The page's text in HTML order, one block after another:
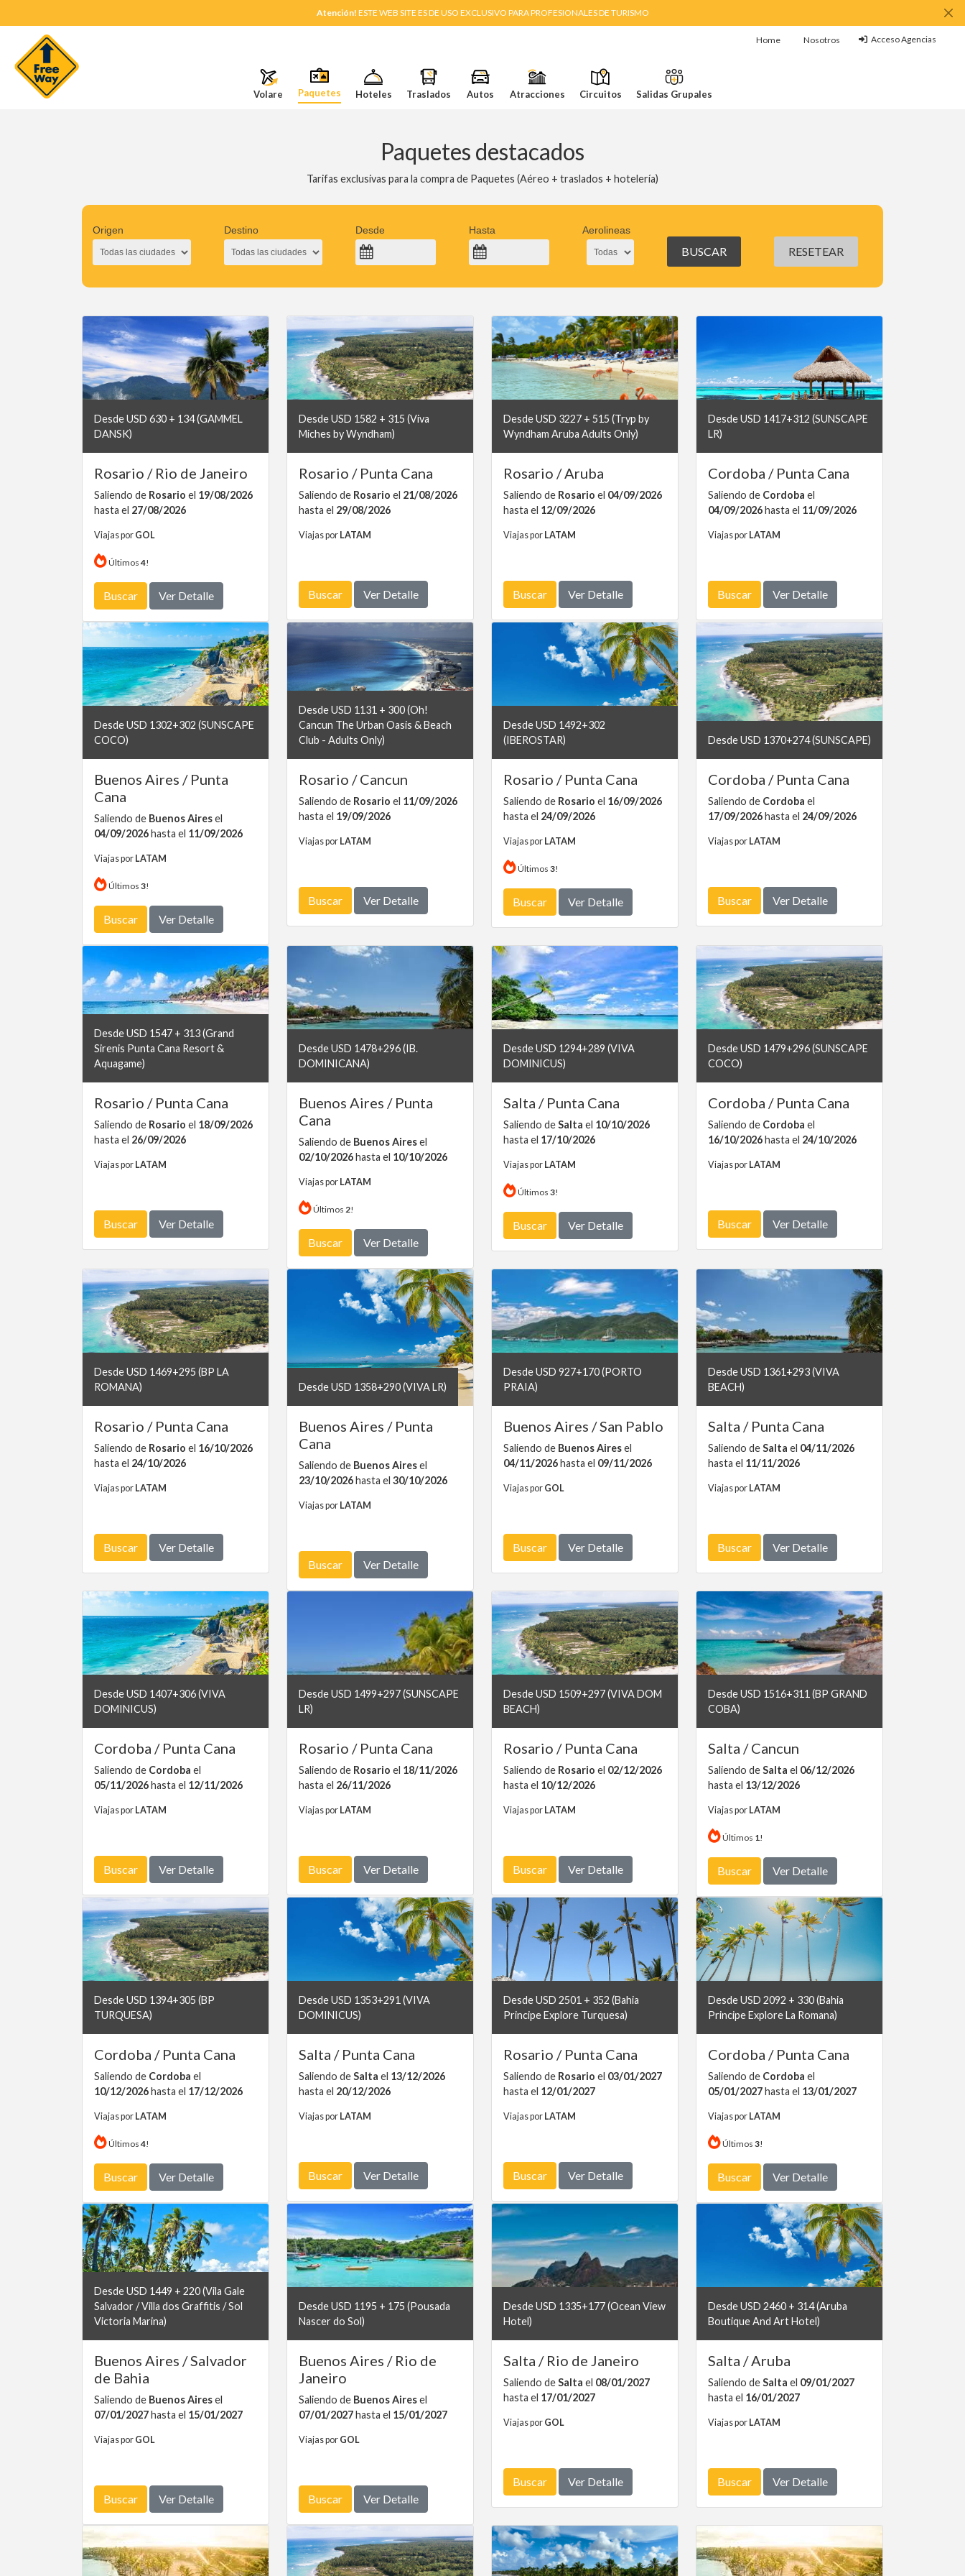
Atención! ESTE WEB SITE ES DE USO EXCLUSIVO PARA PROFESIONALES DE TURISMO
Home Nosotros Acceso Agencias
Volare Paquetes Hoteles Traslados Autos Atracciones Circuitos Salidas Grupales
Paquetes destacados
Tarifas exclusivas para la compra de Paquetes (Aéreo + traslados + hotelería)
Origen Destino Desde Hasta Aerolineas
Desde USD 630 + 134 (GAMMEL
DANSK)
Rosario / Rio de Janeiro
Saliendo de Rosario el 19/08/2026
hasta el 27/08/2026
Viajas por GOL
Últimos4!
Buscar Ver Detalle
Desde USD 1582 + 315 (Viva
Miches by Wyndham)
Rosario / Punta Cana
Saliendo de Rosario el 21/08/2026
hasta el 29/08/2026
Viajas por LATAM
Buscar Ver Detalle
Desde USD 3227 + 515 (Tryp by
Wyndham Aruba Adults Only)
Rosario / Aruba
Saliendo de Rosario el 04/09/2026
hasta el 12/09/2026
Viajas por LATAM
Buscar Ver Detalle
Desde USD 1417+312 (SUNSCAPE
LR)
Cordoba / Punta Cana
Saliendo de Cordoba el
04/09/2026hasta el 11/09/2026
Viajas por LATAM
Buscar Ver Detalle
Desde USD 1302+302 (SUNSCAPE
COCO)
Buenos Aires / Punta
Cana
Saliendo de Buenos Airesel
04/09/2026hasta el 11/09/2026
Viajas por LATAM
Últimos 3!
Buscar Ver Detalle
Desde USD 1131 + 300 (Oh!
Cancun The Urban Oasis & Beach
Club - Adults Only)
Rosario / Cancun
Saliendo de Rosario el 11/09/2026
hasta el 19/09/2026
Viajas por LATAM
Buscar Ver Detalle
Desde USD 1492+302
(IBEROSTAR)
Rosario / Punta Cana
Saliendo de Rosario el 16/09/2026
hasta el 24/09/2026
Viajas por LATAM
Últimos 3!
Buscar Ver Detalle
Desde USD 1370+274 (SUNSCAPE)
Cordoba / Punta Cana
Saliendo de Cordoba el
17/09/2026hasta el 24/09/2026
Viajas por LATAM
Buscar Ver Detalle
Desde USD 1547 + 313 (Grand
Sirenis Punta Cana Resort &
Aquagame)
Rosario / Punta Cana
Saliendo de Rosario el 18/09/2026
hasta el 26/09/2026
Viajas por LATAM
Buscar Ver Detalle
Desde USD 1478+296 (IB.
DOMINICANA)
Buenos Aires / Punta
Cana
Saliendo de Buenos Airesel
02/10/2026hasta el 10/10/2026
Viajas por LATAM
Últimos 2!
Buscar Ver Detalle
Desde USD 1294+289 (VIVA
DOMINICUS)
Salta / Punta Cana
Saliendo deSalta el 10/10/2026
hasta el 17/10/2026
Viajas por LATAM
Últimos 3!
Buscar Ver Detalle
Desde USD 1479+296 (SUNSCAPE
COCO)
Cordoba / Punta Cana
Saliendo de Cordoba el
16/10/2026hasta el 24/10/2026
Viajas por LATAM
Buscar Ver Detalle
Desde USD 1469+295 (BP LA
ROMANA)
Rosario / Punta Cana
Saliendo de Rosario el 16/10/2026
hasta el 24/10/2026
Viajas por LATAM
Buscar Ver Detalle
Desde USD 1358+290 (VIVA LR)
Buenos Aires / Punta
Cana
Saliendo de Buenos Airesel
23/10/2026hasta el 30/10/2026
Viajas por LATAM
Buscar Ver Detalle
Desde USD 927+170 (PORTO
PRAIA)
Buenos Aires / San Pablo
Saliendo de Buenos Airesel
04/11/2026hasta el 09/11/2026
Viajas por GOL
Buscar Ver Detalle
Desde USD 1361+293 (VIVA
BEACH)
Salta / Punta Cana
Saliendo deSalta el 04/11/2026
hasta el 11/11/2026
Viajas por LATAM
Buscar Ver Detalle
Desde USD 1407+306 (VIVA
DOMINICUS)
Cordoba / Punta Cana
Saliendo de Cordoba el
05/11/2026hasta el 12/11/2026
Viajas por LATAM
Buscar Ver Detalle
Desde USD 1499+297 (SUNSCAPE
LR)
Rosario / Punta Cana
Saliendo de Rosario el 18/11/2026
hasta el 26/11/2026
Viajas por LATAM
Buscar Ver Detalle
Desde USD 1509+297 (VIVA DOM
BEACH)
Rosario / Punta Cana
Saliendo de Rosario el 02/12/2026
hasta el 10/12/2026
Viajas por LATAM
Buscar Ver Detalle
Desde USD 1516+311 (BP GRAND
COBA)
Salta / Cancun
Saliendo deSalta el 06/12/2026
hasta el 13/12/2026
Viajas por LATAM
Últimos 1!
Buscar Ver Detalle
Desde USD 1394+305 (BP
TURQUESA)
Cordoba / Punta Cana
Saliendo de Cordoba el
10/12/2026hasta el 17/12/2026
Viajas por LATAM
Últimos4!
Buscar Ver Detalle
Desde USD 1353+291 (VIVA
DOMINICUS)
Salta / Punta Cana
Saliendo deSalta el 13/12/2026
hasta el 20/12/2026
Viajas por LATAM
Buscar Ver Detalle
Desde USD 2501 + 352 (Bahia
Principe Explore Turquesa)
Rosario / Punta Cana
Saliendo de Rosario el 03/01/2027
hasta el 12/01/2027
Viajas por LATAM
Buscar Ver Detalle
Desde USD 2092 + 330 (Bahia
Principe Explore La Romana)
Cordoba / Punta Cana
Saliendo de Cordoba el
05/01/2027hasta el 13/01/2027
Viajas por LATAM
Últimos 3!
Buscar Ver Detalle
Desde USD 1449 + 220 (Vila Gale
Salvador / Villa dos Graffitis / Sol
Victoria Marina)
Buenos Aires / Salvador
de Bahia
Saliendo de Buenos Airesel
07/01/2027hasta el 15/01/2027
Viajas por GOL
Buscar Ver Detalle
Desde USD 1195 + 175 (Pousada
Nascer do Sol)
Buenos Aires / Rio de
Janeiro
Saliendo de Buenos Airesel
07/01/2027hasta el 15/01/2027
Viajas por GOL
Buscar Ver Detalle
Desde USD 1335+177 (Ocean View
Hotel)
Salta / Rio de Janeiro
Saliendo deSalta el 08/01/2027
hasta el 17/01/2027
Viajas por GOL
Buscar Ver Detalle
Desde USD 2460 + 314 (Aruba
Boutique And Art Hotel)
Salta / Aruba
Saliendo deSalta el 09/01/2027
hasta el 16/01/2027
Viajas por LATAM
Buscar Ver Detalle